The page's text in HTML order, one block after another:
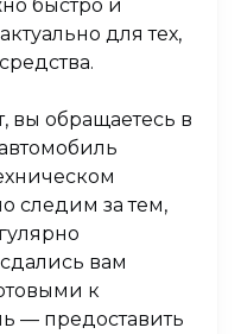
быстро и
для тех,
вы обращаетесь в
следим за тем,
вам
к
— предоставить